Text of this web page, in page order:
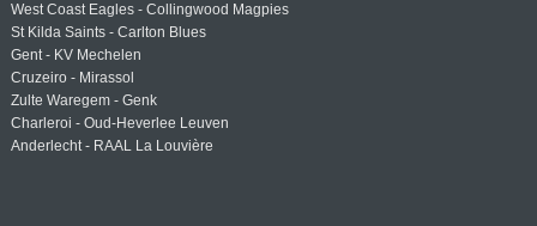
West Coast Eagles - Collingwood Magpies
St Kilda Saints - Carlton Blues
Gent - KV Mechelen
Cruzeiro - Mirassol
Zulte Waregem - Genk
Charleroi - Oud-Heverlee Leuven
Anderlecht - RAAL La Louvière